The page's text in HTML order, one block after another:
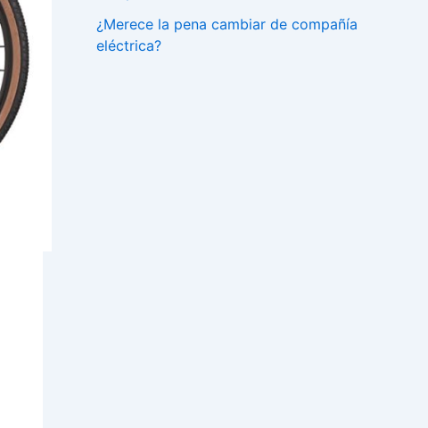
¿Merece la pena cambiar de compañía
eléctrica?